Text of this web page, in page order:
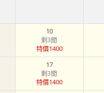
10
剩3間
特價1400
17
剩3間
特價1400